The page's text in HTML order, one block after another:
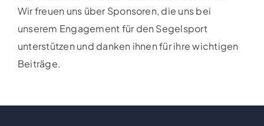
Wir freuen uns über Sponsoren, die uns bei
unserem Engagement für den Segelsport
unterstützen und danken ihnen für ihre wichtigen
Beiträge.